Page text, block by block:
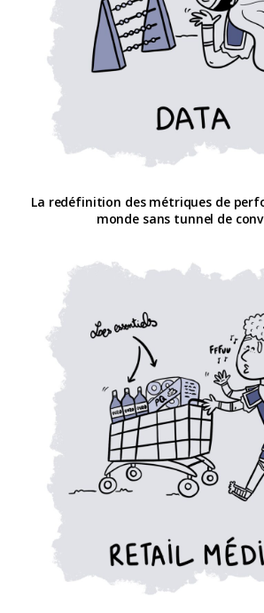
La redéfinition des métriques de
monde sans tunnel de